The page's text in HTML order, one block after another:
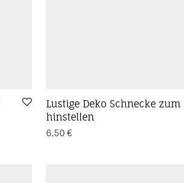
Lustige Deko Schnecke zum
hinstellen
6,50€